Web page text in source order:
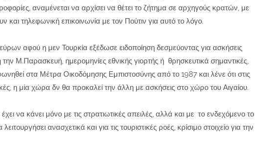
αναμένεται να αρχίσει να θέτει το ζήτημα σε αρχηγούς κρατών, με
και τηλεφωνική επικοινωνία με τον Πούτιν για αυτό το λόγο.
αφού η μεν Τουρκία εξέδωσε ειδοποίηση δεσμεύοντας για ασκήσεις
Μ.Παρασκευή, ημερομηνίες εθνικής γιορτής ή θρησκευτικά σημαντικές,
στα Μέτρα Οικοδόμησης Εμπιστοσύνης από το 1987 και λένε ότι στις
η μία χώρα δν θα προκαλεί την άλλη με ασκήσεις στο χώρο του Αιγαίου.
να κάνει μόνο με τις στρατιωτικές απειλές, αλλά και με το ενδεχόμενο το
ανασχετικά και για τις τουριστικές ροές, κρίσιμο στοιχείο για την